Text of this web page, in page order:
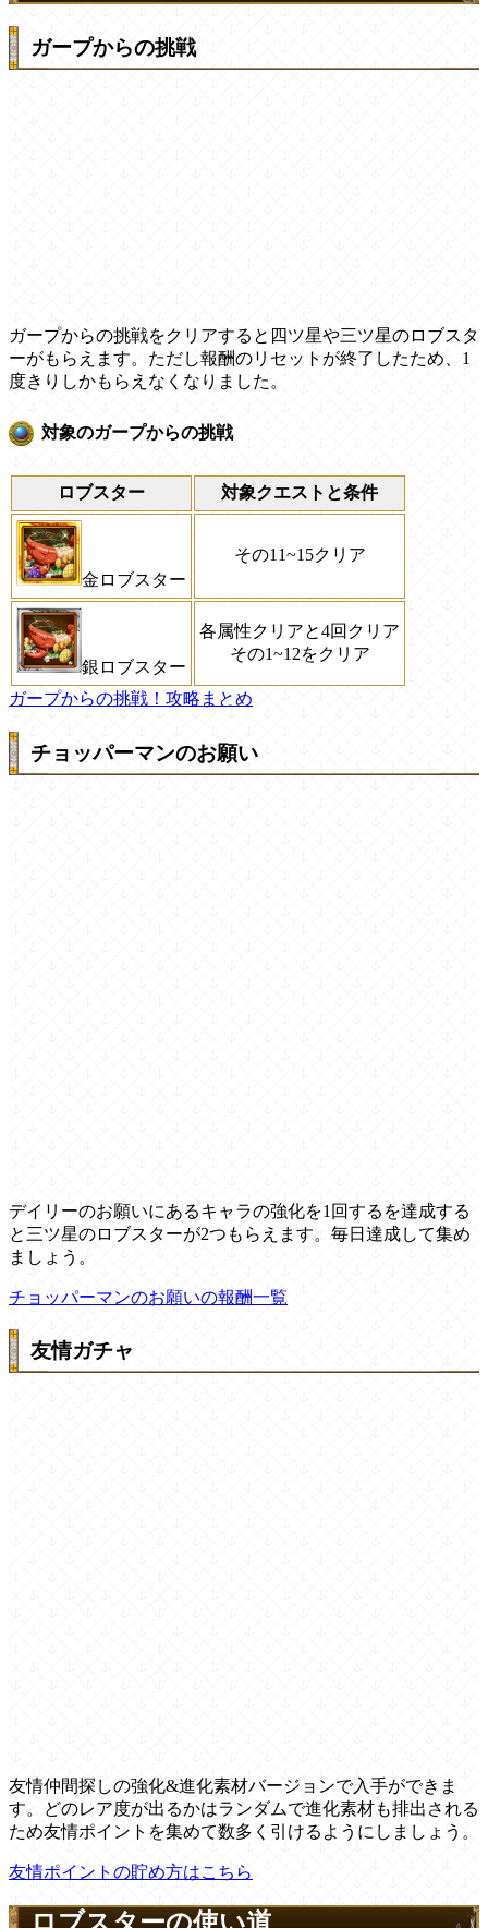
ガープからの挑戦
ガープからの挑戦をクリアすると四ツ星や三ツ星のロブスタ
ーがもらえます。ただし報酬のリセットが終了したため、1
度きりしかもらえなくなりました。
対象のガープからの挑戦
ロブスター 対象クエストと条件
金ロブスター
その11~15クリア
銀ロブスター
各属性クリアと4回クリア
その1~12をクリア
ガープからの挑戦！攻略まとめ
チョッパーマンのお願い
デイリーのお願いにあるキャラの強化を1回するを達成する
と三ツ星のロブスターが2つもらえます。毎日達成して集め
ましょう。
チョッパーマンのお願いの報酬一覧
友情ガチャ
友情仲間探しの強化&進化素材バージョンで入手ができま
す。どのレア度が出るかはランダムで進化素材も排出される
ため友情ポイントを集めて数多く引けるようにしましょう。
友情ポイントの貯め方はこちら